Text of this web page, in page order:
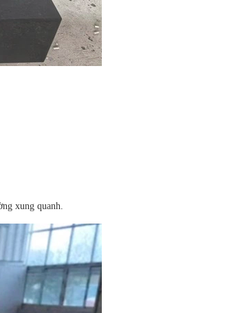
xung quanh.